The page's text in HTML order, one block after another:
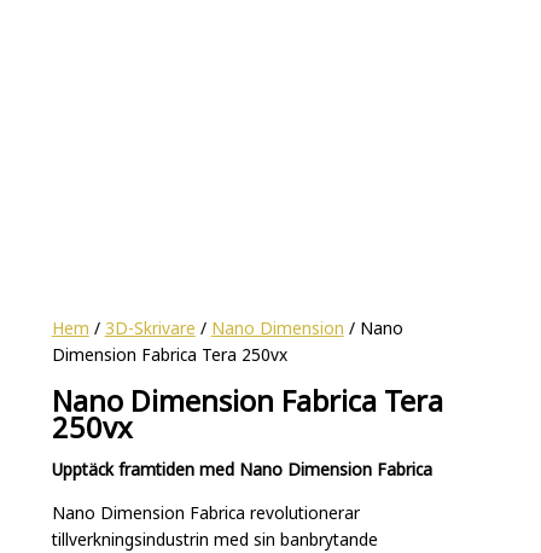
Hem / 3D-Skrivare / Nano Dimension / Nano
Dimension Fabrica Tera 250vx
Nano Dimension Fabrica Tera
250vx
Upptäck framtiden med Nano Dimension Fabrica
Nano Dimension Fabrica revolutionerar
tillverkningsindustrin med sin banbrytande